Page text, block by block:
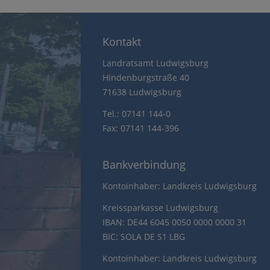
Kontakt
Landratsamt Ludwigsburg
Hindenburgstraße 40
71638 Ludwigsburg
Tel.: 07141 144-0
Fax: 07141 144-396
Bankverbindung
Kontoinhaber: Landkreis Ludwigsburg
Kreissparkasse Ludwigsburg
IBAN: DE44 6045 0050 0000 0000 31
BIC: SOLA DE S1 LBG
Kontoinhaber: Landkreis Ludwigsburg